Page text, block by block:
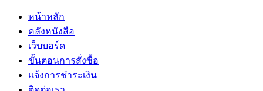
หน้าหลัก
คลังหนังสือ
เว็บบอร์ด
ขั้นตอนการสั่งซื้อ
แจ้งการชำระเงิน